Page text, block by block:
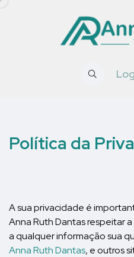
Política da
A sua privacidade é
Anna Ruth Dantas respeitar
a qualquer informação sua
Anna Ruth Dantas, e outros